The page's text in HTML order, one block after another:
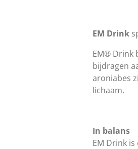
EM Drink
EM® Drink
bijdragen
aroniabes
lichaam.
In balans
EM Drink